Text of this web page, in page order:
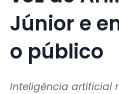
Júnior e
o público
Inteligência artificial